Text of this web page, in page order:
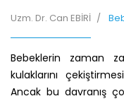
Uzm. Dr. Can EBİRİ
Bebeklerin zaman
kulaklarını
Ancak bu davranış